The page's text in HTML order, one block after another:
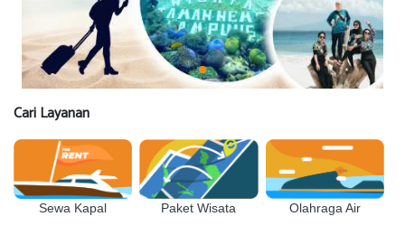
Cari Layanan
Sewa Kapal Paket Wisata Olahraga Air